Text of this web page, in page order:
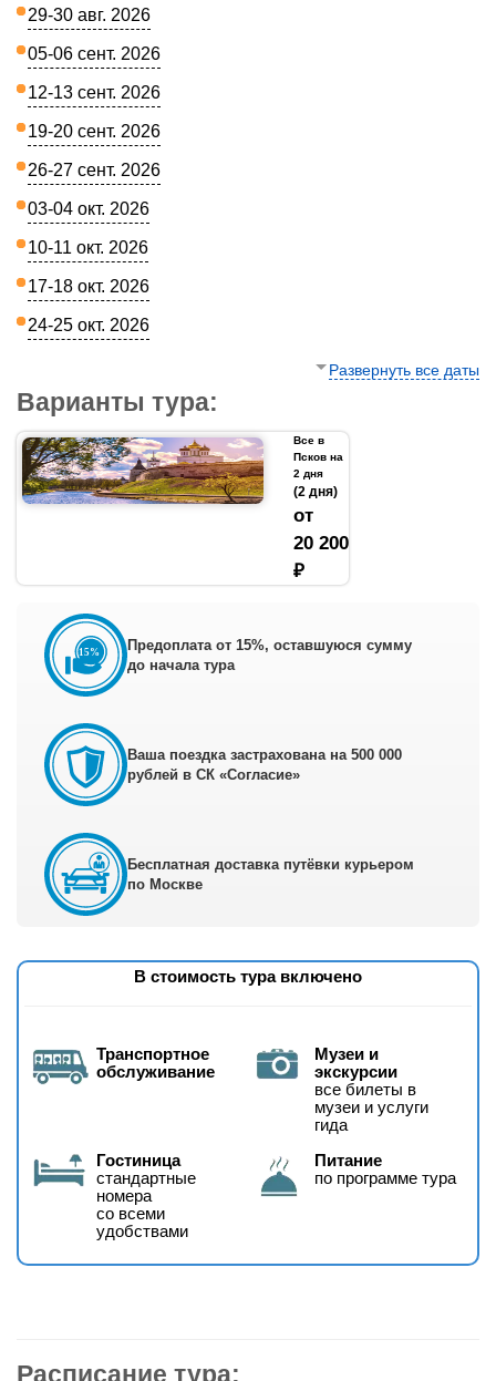
29-30 авг. 2026
05-06 сент. 2026
12-13 сент. 2026
19-20 сент. 2026
26-27 сент. 2026
03-04 окт. 2026
10-11 окт. 2026
17-18 окт. 2026
24-25 окт. 2026
Развернуть все даты
Варианты тура:
Все в
Псков на
2 дня
(2 дня)
от
20 200
₽
Предоплата от 15%, оставшуюся сумму
до начала тура
Ваша поездка застрахована на 500 000
рублей в СК «Согласие»
Бесплатная доставка путёвки курьером
по Москве
В стоимость тура включено
Транспортное
обслуживание
Музеи и
экскурсии
все билеты в
музеи и услуги
гида
Гостиница
стандартные
номера
со всеми
удобствами
Питание
по программе тура
Расписание тура: